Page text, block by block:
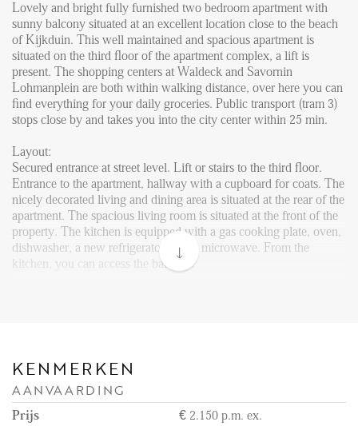
Lovely and bright fully furnished two bedroom apartment with
sunny balcony situated at an excellent location close to the beach
of Kijkduin. This well maintained and spacious apartment is
situated on the third floor of the apartment complex, a lift is
present. The shopping centers at Waldeck and Savornin
Lohmanplein are both within walking distance, over here you can
find everything for your daily groceries. Public transport (tram 3)
stops close by and takes you into the city center within 25 min.
Layout:
Secured entrance at street level. Lift or stairs to the third floor.
Entrance to the apartment, hallway with a cupboard for coats. The
nicely decorated living and dining area is situated at the rear of the
apartment. The spacious living room is situated at the front of the
property. The kitchen is equipped with a gas cooking plate, oven,
dishwasher, a new refrigerator, and a microwave. From the
kitchen, you can access the balcony.
Neat bathroom with a shower, washbasin with a mirror, and a
towel radiator. Separate toilet with washbasin in the hallway.
This lovely apartment has all the amenities and is perfectly
KENMERKEN
AANVAARDING
Prijs € 2.150 p.m. ex.
OVER ONS
FAQ
Reviews
Werken bij
CONTACT
Den Haag
Hillegersberg
Rotterdam